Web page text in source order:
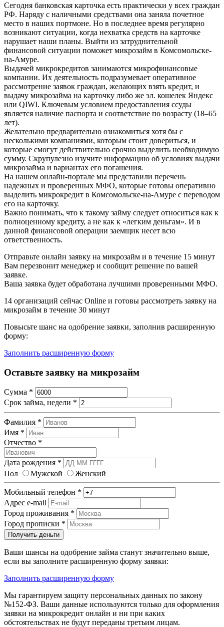
Сегодня банковская карточка есть практически у всех граждан
РФ. Наряду с наличными средствами она заняла почетное
место в наших портмоне. Но в последнее время регулярно
возникают ситуации, когда нехватка средств на карточке
нарушает наши планы. Выйти из затруднительной
финансовой ситуации поможет микрозайм в Комсомольске-
на-Амуре.
Выдачей микрокредитов занимаются микрофинансовые
компании. Их деятельность подразумевает оперативное
рассмотрение заявок граждан, желающих взять кредит, и
выдачу микрозайма на карточку либо же эл. кошелек Яндекс
или QIWI. Ключевым условием предоставления ссуды
является наличие паспорта и соответствие по возрасту (18–65
лет).
Желательно предварительно ознакомиться хотя бы с
несколькими компаниями, которым стоит довериться, и
которые смогут действительно срочно выделить необходимую
сумму. Скрупулезно изучите информацию об условиях выдачи
микрозайма и вариантах его погашения.
На нашем онлайн-портале мы представили перечень
надежных и проверенных МФО, которые готовы оперативно
выделить микрокредит в Комсомольске-на-Амуре с переводом
его на карточку.
Важно понимать, что к такому займу следует относиться как к
полноценному кредиту, а не как к «легким деньгам». И в
данной финансовой операции заемщик несет всю
ответственность.
Отправьте онлайн заявку на микрозайм и в течение 15 минут
Вам перезвонит менеджер и сообщит решение по вашей
заявке.
Ваша заявка будет обработана лучшими проверенными МФО.
14 организаций сейчас Online и готовы рассмотреть заявку на
микрозайм в течение 30 минут
Повысьте шанс на одобрение заявки, заполнив расширенную
форму:
Заполнить расширенную форму
Оставьте заявку на микрозайм
Сумма *
Срок займа, недели *
Фамилия *
Имя *
Отчество *
Дата рождения *
Пол
Мужской Женский
Мобильный телефон *
Адрес e-mail
Город проживания *
Город прописки *
Получить деньги
Ваши шансы на одобрение займа станут значительно выше,
если вы заполните расширенную форму заявки:
Заполнить расширенную форму
Мы гарантируем защиту персональных данных по закону
№152-ФЗ. Ваши данные используются только для оформления
заявки на микрокредит онлайн и ни при каких
обстоятельствах не будут переданы третьим лицам.